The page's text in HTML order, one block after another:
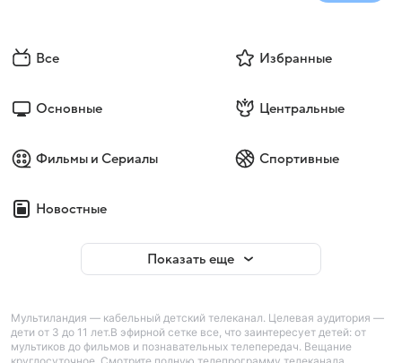
Все Избранные
Основные Центральные
Фильмы и Сериалы Спортивные
Новостные
Показать еще
Мультиландия — кабельный детский телеканал. Целевая аудитория —
дети от 3 до 11 лет.В эфирной сетке все, что заинтересует детей: от
мультиков до фильмов и познавательных телепередач. Вещание